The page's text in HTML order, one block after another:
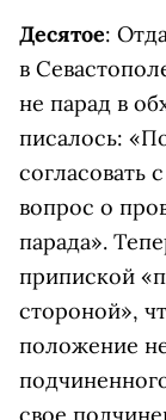
Десятое:
в
не парад в
писалось:
согласовать
вопрос о
парада».
припиской
стороной»,
положение